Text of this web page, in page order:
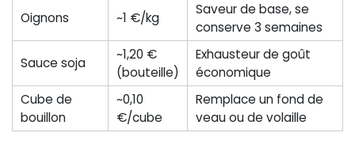
Oignons ~1 €/kg
Saveur de base, se
conserve 3 semaines
Sauce soja
~1,20 €
(bouteille)
Exhausteur de goût
économique
Cube de
bouillon
~0,10
€/cube
Remplace un fond de
veau ou de volaille